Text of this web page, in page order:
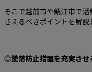
そこで越前市や鯖江市で
さえるべきポイントを解説
◎墜落防止措置を充実させ